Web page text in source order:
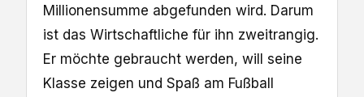
Millionensumme abgefunden wird. Darum
ist das Wirtschaftliche für ihn zweitrangig.
Er möchte gebraucht werden, will seine
Klasse zeigen und Spaß am Fußball